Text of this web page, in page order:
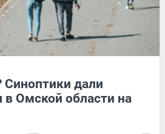
дали
в Омской области на